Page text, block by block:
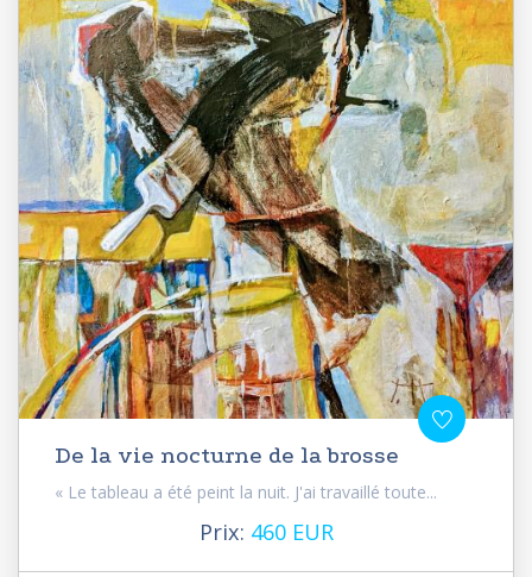
De la vie nocturne de la brosse
« Le tableau a été peint la nuit. J'ai travaillé toute...
Prix: 460 EUR